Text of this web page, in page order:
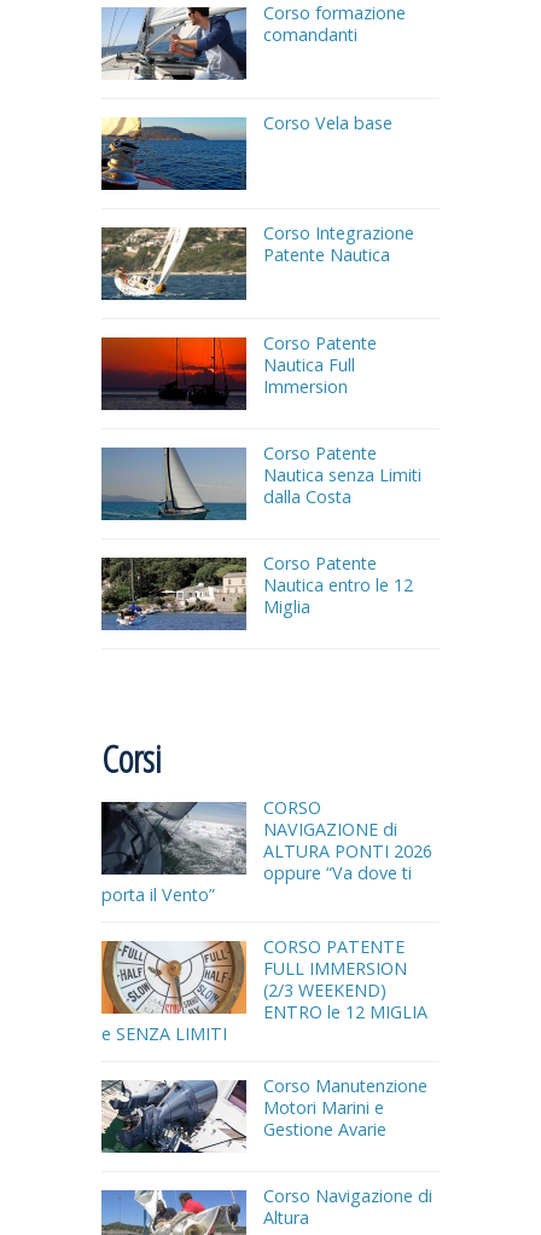
Corso formazione
comandanti
Corso Vela base
Corso Integrazione
Patente Nautica
Corso Patente
Nautica Full
Immersion
Corso Patente
Nautica senza Limiti
dalla Costa
Corso Patente
Nautica entro le 12
Miglia
Corsi
CORSO
NAVIGAZIONE di
ALTURA PONTI 2026
oppure “Va dove ti
porta il Vento”
CORSO PATENTE
FULL IMMERSION
(2/3 WEEKEND)
ENTRO le 12 MIGLIA
e SENZA LIMITI
Corso Manutenzione
Motori Marini e
Gestione Avarie
Corso Navigazione di
Altura